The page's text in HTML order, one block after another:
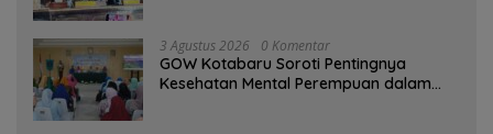
3 Agustus 2026 0 Komentar
GOW Kotabaru Soroti Pentingnya
Kesehatan Mental Perempuan dalam